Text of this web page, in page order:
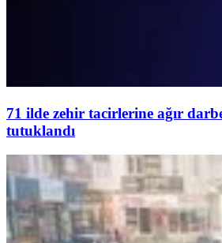
71 ilde zehir tacirlerine ağır
tutuklandı